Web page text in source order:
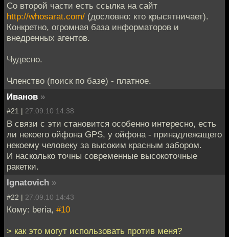
Со второй части есть ссылка на сайт
http://whosarat.com/ (дословно: кто крысятничает).
Конкретно, огромная база информаторов и
внедренных агентов.
Чудесно.
Членство (поиск по базе) - платное.
Иванов »
#21 | 27.09.10 14:38
В связи с эти становится особенно интересно, есть
ли некоего ойфона GPS, у ойфона - принадлежащего
некоему человеку за высоким красным забором.
И насколько точны современные высокоточные
ракетки.
Ignatovich »
#22 | 27.09.10 14:43
Кому: beria, #10
> как это могут использовать против меня?